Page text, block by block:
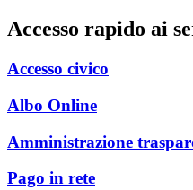
Accesso rapido ai
Accesso civico
Albo Online
Amministrazione
Pago in rete